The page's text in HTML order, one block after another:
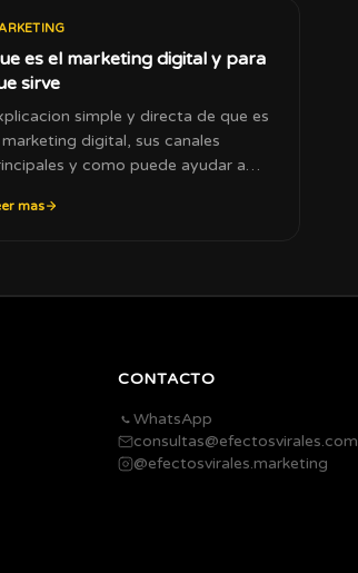
es el marketing digital y para
sirve
simple y directa de que es
digital, sus canales
y como puede ayudar a
mas
CONTACTO
WhatsApp
consultas@efectosvirales.com
@efectosvirales.marketing